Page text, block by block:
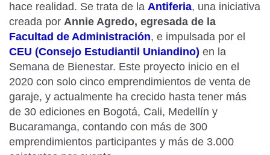
hace realidad. Se trata de la Antiferia, una iniciativa
creada por Annie Agredo, egresada de la
Facultad de Administración, e impulsada por el
CEU (Consejo Estudiantil Uniandino) en la
Semana de Bienestar. Este proyecto inicio en el
2020 con solo cinco emprendimientos de venta de
garaje, y actualmente ha crecido hasta tener más
de 30 ediciones en Bogotá, Cali, Medellín y
Bucaramanga, contando con más de 300
emprendimientos participantes y más de 3.000